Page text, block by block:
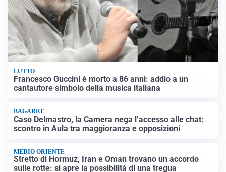
LUTTO
Francesco Guccini è morto a 86 anni: addio a un
cantautore simbolo della musica italiana
BAGARRE
Caso Delmastro, la Camera nega l’accesso alle chat:
scontro in Aula tra maggioranza e opposizioni
MEDIO ORIENTE
Stretto di Hormuz, Iran e Oman trovano un accordo
sulle rotte: si apre la possibilità di una tregua